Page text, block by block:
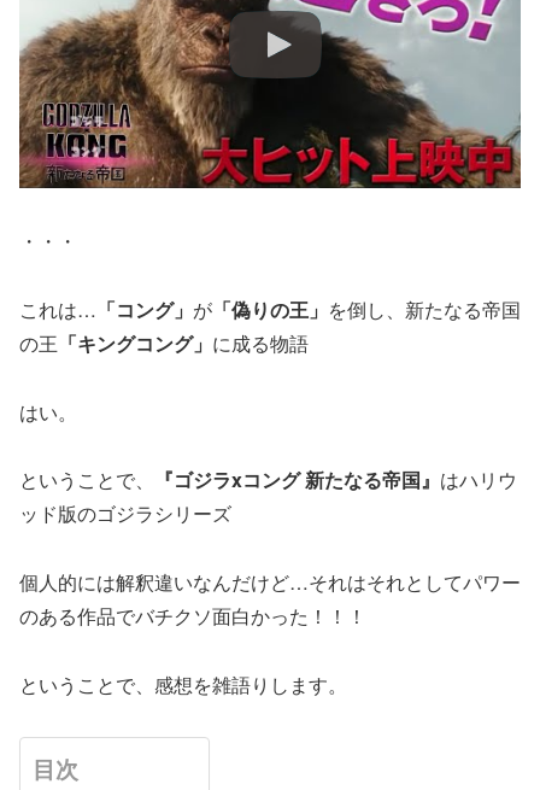
・・・
これは… 「コング」 が 「偽りの王」 を倒し、新たなる帝国
の王 「キングコング」 に成る物語
はい。
ということで、 『ゴジラxコング 新たなる帝国』 はハリウ
ッド版のゴジラシリーズ
個人的には解釈違いなんだけど…それはそれとしてパワー
のある作品でバチクソ面白かった！！！
ということで、感想を雑語りします。
目次